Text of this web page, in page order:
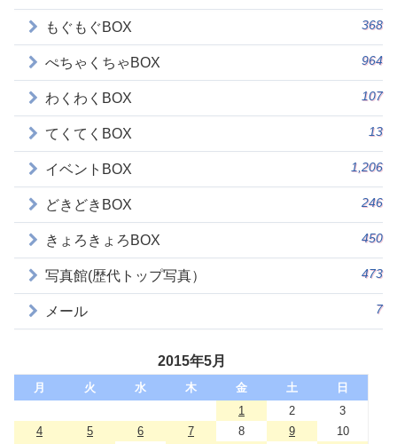
もぐもぐBOX 368
ぺちゃくちゃBOX 964
わくわくBOX 107
てくてくBOX 13
イベントBOX 1,206
どきどきBOX 246
きょろきょろBOX 450
写真館(歴代トップ写真） 473
メール 7
2015年5月
月 火 水 木 金 土
日
1
2
3
4
5 6 7 8 9
10